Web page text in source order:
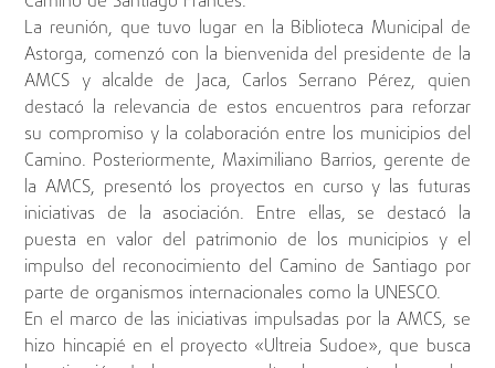
La reunión, que tuvo lugar en la Biblioteca Municipal de
Astorga, comenzó con la bienvenida del presidente de la
AMCS y alcalde de Jaca, Carlos Serrano Pérez, quien
destacó la relevancia de estos encuentros para reforzar
su compromiso y la colaboración entre los municipios del
Camino. Posteriormente, Maximiliano Barrios, gerente de
la AMCS, presentó los proyectos en curso y las futuras
iniciativas de la asociación. Entre ellas, se destacó la
puesta en valor del patrimonio de los municipios y el
impulso del reconocimiento del Camino de Santiago por
parte de organismos internacionales como la UNESCO.
En el marco de las iniciativas impulsadas por la AMCS, se
hizo hincapié en el proyecto «Ultreia Sudoe», que busca